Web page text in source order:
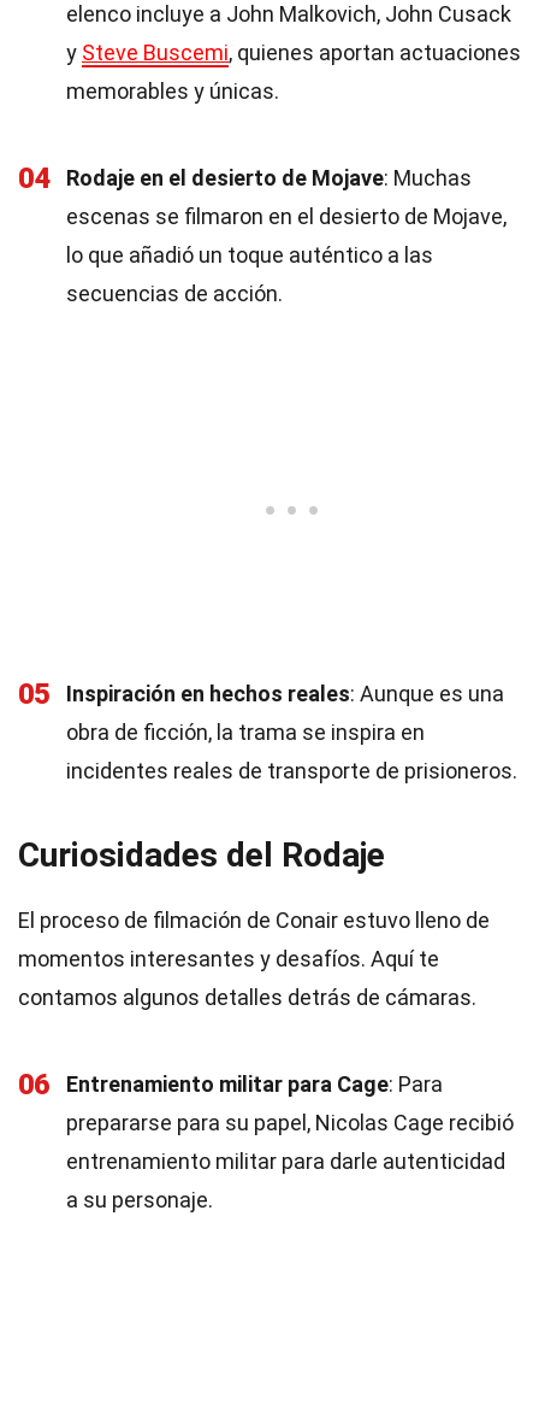
elenco incluye a John Malkovich, John Cusack
y Steve Buscemi, quienes aportan actuaciones
memorables y únicas.
04 Rodaje en el desierto de Mojave: Muchas
escenas se filmaron en el desierto de Mojave,
lo que añadió un toque auténtico a las
secuencias de acción.
05 Inspiración en hechos reales: Aunque es una
obra de ficción, la trama se inspira en
incidentes reales de transporte de prisioneros.
Curiosidades del Rodaje
El proceso de filmación de Conair estuvo lleno de
momentos interesantes y desafíos. Aquí te
contamos algunos detalles detrás de cámaras.
06 Entrenamiento militar para Cage: Para
prepararse para su papel, Nicolas Cage recibió
entrenamiento militar para darle autenticidad
a su personaje.